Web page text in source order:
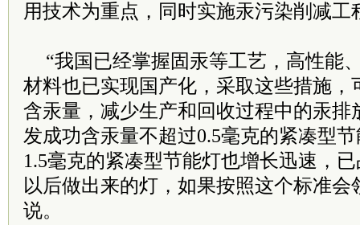
用技术为重点，同时实施汞污染削减工
“我国已经掌握固汞等工艺，高性能
材料也已实现国产化，采取这些措施，
含汞量，减少生产和回收过程中的汞排
发成功含汞量不超过0.5毫克的紧凑型
1.5毫克的紧凑型节能灯也增长迅速，
以后做出来的灯，如果按照这个标准会
说。